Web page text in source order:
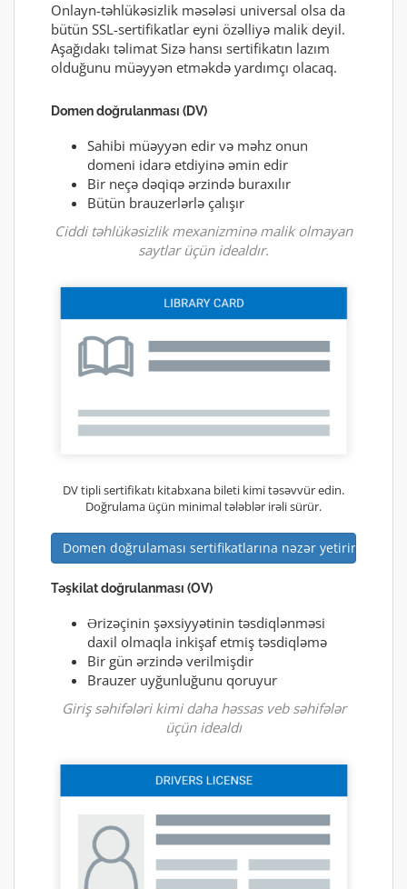
Onlayn-təhlükəsizlik məsələsi universal olsa da
bütün SSL-sertifikatlar eyni özəlliyə malik deyil.
Aşağıdakı təlimat Sizə hansı sertifikatın lazım
olduğunu müəyyən etməkdə yardımçı olacaq.
Domen doğrulanması (DV)
Sahibi müəyyən edir və məhz onun
domeni idarə etdiyinə əmin edir
Bir neçə dəqiqə ərzində buraxılır
Bütün brauzerlərlə çalışır
Ciddi təhlükəsizlik mexanizminə malik olmayan
saytlar üçün idealdır.
DV tipli sertifikatı kitabxana bileti kimi təsəvvür edin.
Doğrulama üçün minimal tələblər irəli sürür.
Domen doğrulaması sertifikatlarına nəzər yetirin
Təşkilat doğrulanması (OV)
Ərizəçinin şəxsiyyətinin təsdiqlənməsi
daxil olmaqla inkişaf etmiş təsdiqləmə
Bir gün ərzində verilmişdir
Brauzer uyğunluğunu qoruyur
Giriş səhifələri kimi daha həssas veb səhifələr
üçün idealdı